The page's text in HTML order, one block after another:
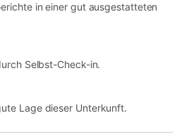
in einer gut ausgestatteten
Selbst-Check-in.
Lage dieser Unterkunft.